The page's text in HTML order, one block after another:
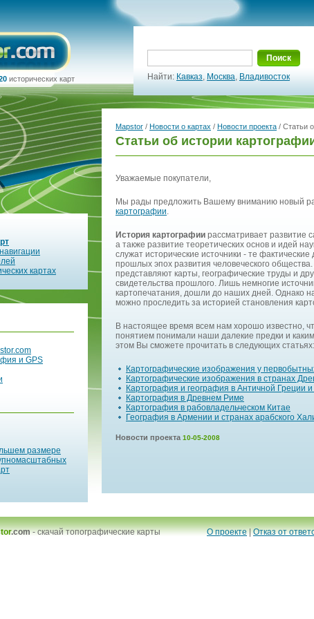
исторических карт
Поиск
Найти: Кавказ, Москва, Владивосток
картах
и GPS
размере
Mapstor / Новости о картах / Новости проекта / Статьи
Статьи об истории
Уважаемые покупатели,
Мы рады предложить Вашему вниманию новый
картографии.
История картографии рассматривает развитие
а также развитие теоретических основ и идей
служат исторические источники - те
прошлых эпох развития человеческого
представляют карты, географические труды и
свидетельства прошлого. Лишь немногие
картопечатания, дошли до наших дней. Однако
можно проследить за историей становления
В настоящее время всем нам хорошо известно,
понятием понимали наши далекие предки и
этом Вы сможете прочитать в следующих статьях:
Картографические изображения у
Картографические изображения в странах
Картография и география в Античной Греции
Картография в Древнем Риме
Картография в рабовладельческом Китае
География в Армении и странах арабского
Новости проекта 10-05-2008
.com-скачай топографические карты О проекте|Отказ от